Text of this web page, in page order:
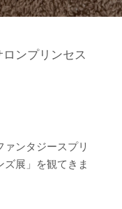
ンプリンセス
ンタジースプリ
展」を観てきま